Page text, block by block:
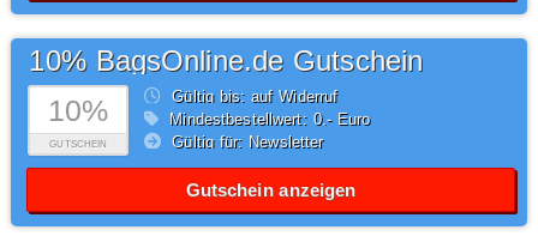
10%
GUTSCHEIN
10% BagsOnline.de Gutschein
Gültig bis: auf Widerruf
Mindestbestellwert: 0,- Euro
Gültig für: Newsletter
Gutschein anzeigen